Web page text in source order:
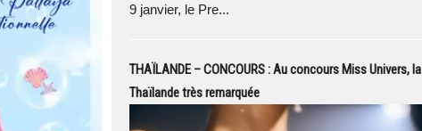
9 janvier, le Pre...
THAÏLANDE – CONCOURS : Au concours Miss Univers, la
Thaïlande très remarquée